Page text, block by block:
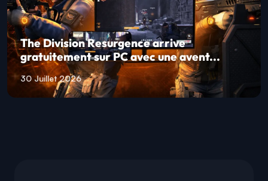
The Division Resurgence arrive
gratuitement sur PC avec une avent...
30 Juillet 2026